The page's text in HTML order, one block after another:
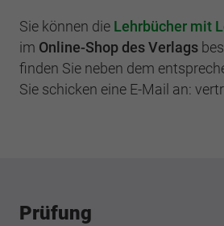
Sie können die Lehrbücher mit
im Online-Shop des Verlags
finden Sie neben dem
Sie schicken eine E-Mail an:
Prüfung